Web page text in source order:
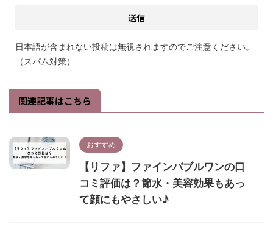
日本語が含まれない投稿は無視されますのでご注意ください。
（スパム対策）
関連記事はこちら
おすすめ
【リファ】ファインバブルワンの口
コミ評価は？節水・美容効果もあっ
て顔にもやさしい♪